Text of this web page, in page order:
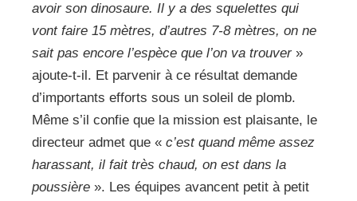
avoir son dinosaure. Il y a des squelettes qui
vont faire 15 mètres, d’autres 7-8 mètres, on ne
sait pas encore l’espèce que l’on va trouver»
ajoute-t-il. Et parvenir à ce résultat demande
d’importants efforts sous un soleil de plomb.
Même s’il confie que la mission est plaisante, le
directeur admet que « c’est quand même assez
harassant, il fait très chaud, on est dans la
poussière ». Les équipes avancent petit à petit